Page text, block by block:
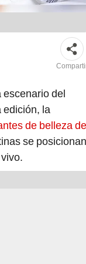
escenario del
edición, la
de belleza de
se posicionan